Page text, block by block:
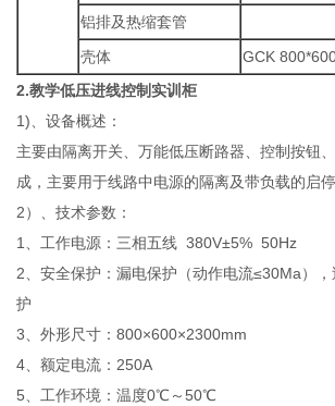
铝排及热缩套管
壳体
GCK
2.教学低压进线控制实训柜
1)、设备概述：
主要由隔离开关、万能低压断路器、控制按钮
成，主要用于线路中电源的隔离及带负载的启停
2）、技术参数：
1、工作电源：三相五线 380V±5% 50Hz
2、安全保护：漏电保护（动作电流≤30Ma）
护
3、外形尺寸：800×600×2300mm
4、额定电流：250A
5、工作环境：温度0℃～50℃